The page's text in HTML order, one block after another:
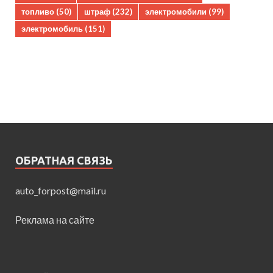
топливо (50) штраф (232) электромобили (99)
электромобиль (151)
ОБРАТНАЯ СВЯЗЬ
auto_forpost@mail.ru
Реклама на сайте